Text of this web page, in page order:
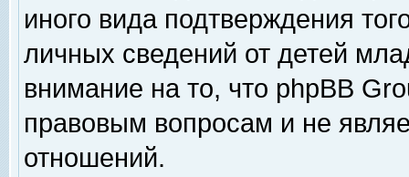
иного вида подтверждения
личных сведений от детей
внимание на то, что phpBB
правовым вопросам и не
отношений.